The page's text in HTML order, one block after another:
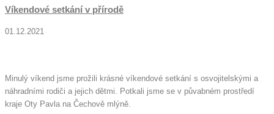
Víkendové setkání v přírodě
01.12.2021
Minulý víkend jsme prožili krásné víkendové setkání s osvojitelskými a
náhradními rodiči a jejich dětmi. Potkali jsme se v půvabném prostředí
kraje Oty Pavla na Čechově mlýně.